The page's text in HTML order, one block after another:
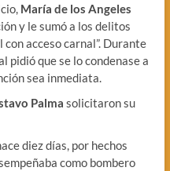
María de los Angeles
y le sumó a los delitos
con acceso carnal”. Durante
pidió que se lo condenase a
sea inmediata.
Palma solicitaron su
diez días, por hechos
como bombero